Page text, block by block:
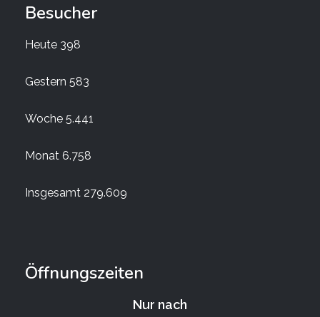
Besucher
Heute 398
Gestern 583
Woche 5.441
Monat 6.758
Insgesamt 279.609
Öffnungszeiten
Nur nach